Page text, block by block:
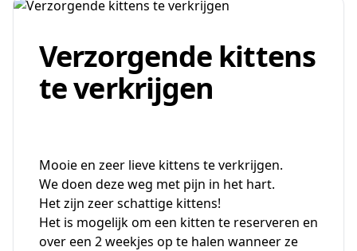
Verzorgende kittens
te verkrijgen
Mooie en zeer lieve kittens te verkrijgen.
We doen deze weg met pijn in het hart.
Het zijn zeer schattige kittens!
Het is mogelijk om een kitten te reserveren en
over een 2 weekjes op te halen wanneer ze